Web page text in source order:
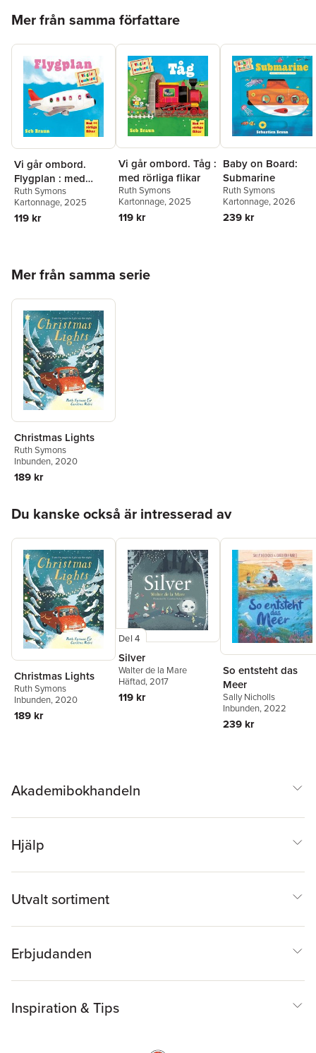
Mer från samma författare
Vi går ombord.
Flygplan : med
rörliga flikar
Ruth Symons
Kartonnage, 2025
119 kr
Vi går ombord. Tåg :
med rörliga flikar
Ruth Symons
Kartonnage, 2025
119 kr
Baby on Board:
Submarine
Ruth Symons
Kartonnage, 2026
239 kr
Mer från samma serie
Christmas Lights
Ruth Symons
Inbunden, 2020
189 kr
Du kanske också är intresserad av
Christmas Lights
Ruth Symons
Inbunden, 2020
189 kr
Del 4
Silver
Walter de la Mare
Häftad, 2017
119 kr
So entsteht das
Meer
Sally Nicholls
Inbunden, 2022
239 kr
Akademibokhandeln
Hjälp
Utvalt sortiment
Erbjudanden
Inspiration & Tips